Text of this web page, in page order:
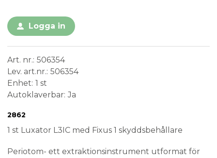
Logga in
Art. nr. 506354
Lev. art.nr. 506354
Enhet 1 st
Autoklaverbar Ja
Medical Device
2862
1 st Luxator L3IC med Fixus 1 skyddsbehållare
Periotom- ett extraktionsinstrument utformat för